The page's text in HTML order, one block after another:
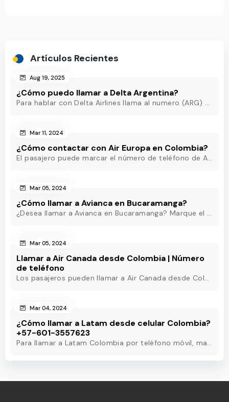
Artículos Recientes
Aug 19, 2025
¿Cómo puedo llamar a Delta Argentina?
Para hablar con Delta Airlines llama al numero (ARG) o al +54-11-5218-8717(Argentina) o al +54-11-5219-3285 (ARG) o al (ARG) o al +54-11-5218-8717(Argentina)
Mar 11, 2024
¿Cómo contactar con Air Europa en Colombia?
El pasajero puede marcar el número de teléfono de Air Europa Colombia y hablar con un agente en directo que estará disponible las 24 horas para ayudarle.
Mar 05, 2024
¿Cómo llamar a Avianca en Bucaramanga?
¿Desea llamar a Avianca en Bucaramanga? Marque el teléfono de Avianca Bucaramanga y obtenga asistencia rápida las 24 horas para eliminar sus inquietudes.
Mar 05, 2024
Llamar a Air Canada desde Colombia | Número
de teléfono
Los pasajeros pueden llamar a Air Canada desde Colombia marcando el número de teléfono de Air Canada Colombia y obtener asistencia útil en pocos minutos.
Mar 04, 2024
¿Cómo llamar a Latam desde celular Colombia?
+57-601-3557623
Para llamar a Latam Colombia por teléfono móvil, marque el número de teléfono de Latam Colombia o utilice otros métodos para obtener asistencia las 24 horas.